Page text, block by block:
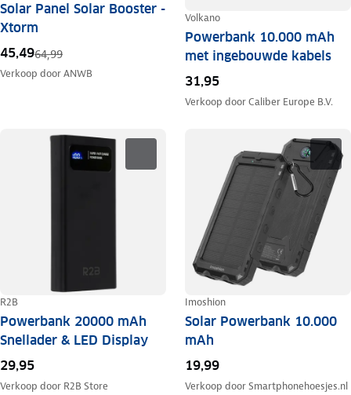
Solar Panel Solar Booster -
Xtorm
45,4964,99
Verkoop doorANWB
Volkano
Powerbank 10.000 mAh
met ingebouwde kabels
31,95
Verkoop doorCaliber Europe B.V.
R2B
Powerbank 20000 mAh
Snellader & LED Display
29,95
Verkoop door R2B Store
Imoshion
Solar Powerbank 10.000
mAh
19,99
Verkoop doorSmartphonehoesjes.nl